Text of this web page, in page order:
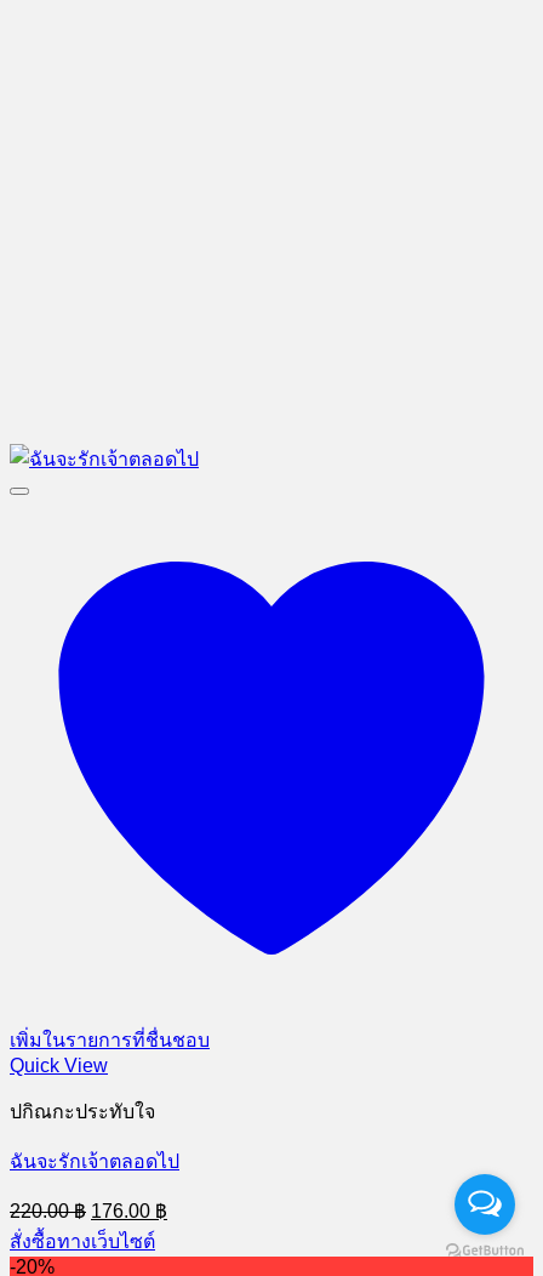
เพิ่มในรายการที่ชื่นชอบ
Quick View
ปกิณกะประทับใจ
ฉันจะรักเจ้าตลอดไป
220.00฿ Original
price
was:
176.00 ฿
price
สั่งซื้อทางเว็บไซต์
-20%